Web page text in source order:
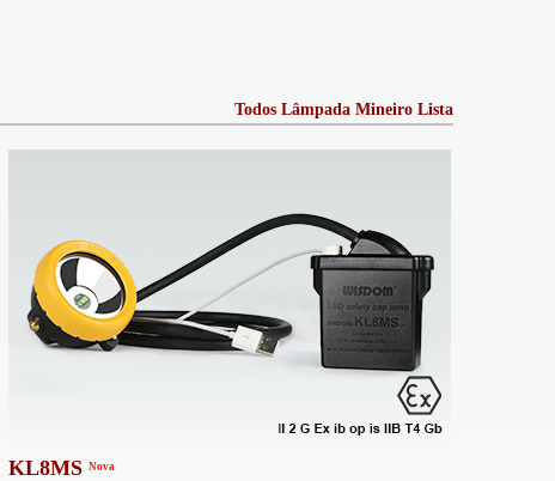
Todos Lâmpada Mineiro Lista
KL8MS Nova